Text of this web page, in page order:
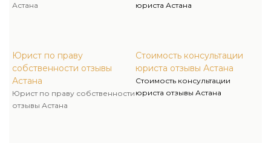
Астана
Юрист по праву
собственности отзывы
Астана
Юрист по праву собственности
отзывы Астана
юриста Астана
Стоимость консультации
юриста отзывы Астана
Стоимость консультации
юриста отзывы Астана